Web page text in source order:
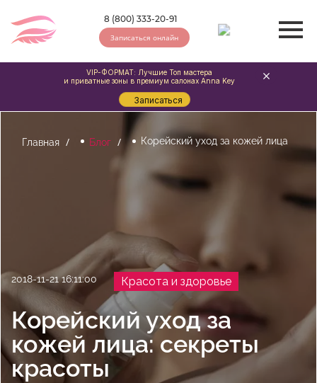
8 (800) 333-20-91
Записаться онлайн
Главная Блог Корейский уход за кожей лица
2018-11-21 16:11:00 Красота и здоровье
Корейский уход за
кожей лица: секреты
красоты
VIP-ФОРМАТ: Лучшие Топ мастера
и приватные зоны в премиум салонах Anna Key
Записаться